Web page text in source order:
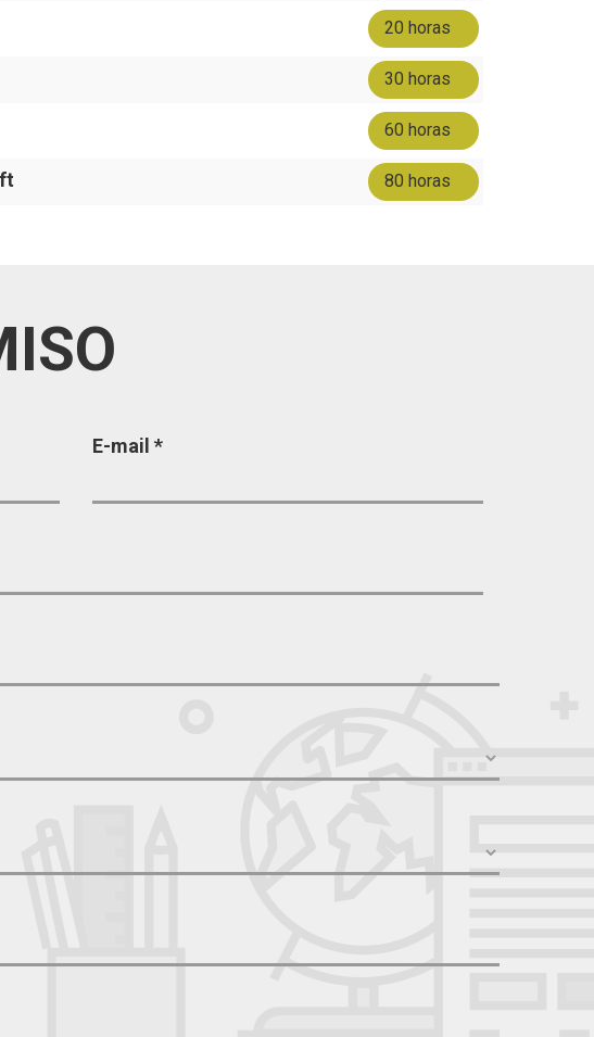
20 horas
30 horas
60 horas
80 horas
E-mail *